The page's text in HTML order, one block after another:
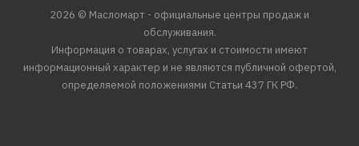
2026 © Масломарт - официальные центры продаж и
обслуживания.
Информация о товарах, услугах и стоимости имеют
информационный характер и не являются публичной офертой,
определяемой положениями Статьи 437 ГК РФ.